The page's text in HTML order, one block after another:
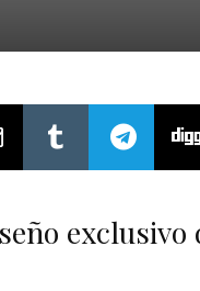
exclusivo